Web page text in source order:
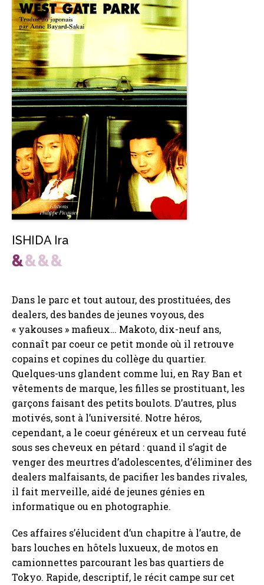
ISHIDA Ira
Dans le parc et tout autour, des prostituées, des
dealers, des bandes de jeunes voyous, des
« yakouses » mafieux… Makoto, dix-neuf ans,
connaît par coeur ce petit monde où il retrouve
copains et copines du collège du quartier.
Quelques-uns glandent comme lui, en Ray Ban et
vêtements de marque, les filles se prostituant, les
garçons faisant des petits boulots. D’autres, plus
motivés, sont à l’université. Notre héros,
cependant, a le coeur généreux et un cerveau futé
sous ses cheveux en pétard : quand il s’agit de
venger des meurtres d’adolescentes, d’éliminer des
dealers malfaisants, de pacifier les bandes rivales,
il fait merveille, aidé de jeunes génies en
informatique ou en photographie.
Ces affaires s’élucident d’un chapitre à l’autre, de
bars louches en hôtels luxueux, de motos en
camionnettes parcourant les bas quartiers de
Tokyo. Rapide, descriptif, le récit campe sur cet